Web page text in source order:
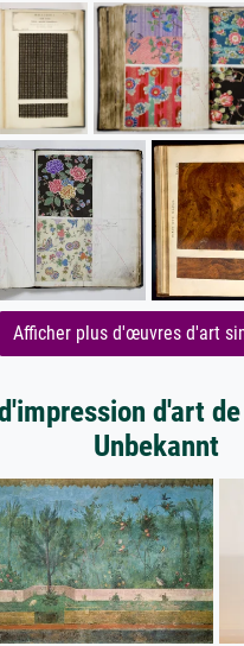
Afficher plus d'œuvres d'art
d'art
Unbekannt